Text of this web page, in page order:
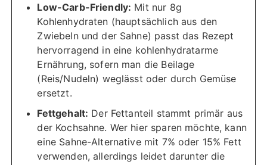
Low-Carb-Friendly: Mit nur 8g
Kohlenhydraten (hauptsächlich aus den
Zwiebeln und der Sahne) passt das Rezept
hervorragend in eine kohlenhydratarme
Ernährung, sofern man die Beilage
(Reis/Nudeln) weglässt oder durch Gemüse
ersetzt.
Fettgehalt: Der Fettanteil stammt primär aus
der Kochsahne. Wer hier sparen möchte, kann
eine Sahne-Alternative mit 7% oder 15% Fett
verwenden, allerdings leidet darunter die